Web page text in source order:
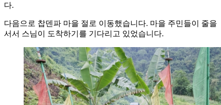
다.
다음으로 찹덴파 마을 절로 이동했습니다. 마을 주민들이 줄을
서서 스님이 도착하기를 기다리고 있었습니다.